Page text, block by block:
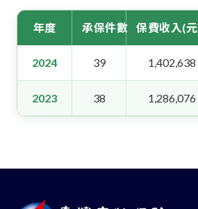
年度 承保件數 保費收入(
2024 39 1,402,638
2023 38 1,286,076